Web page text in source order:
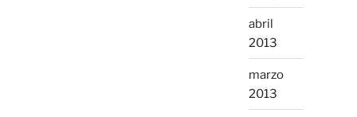
abril
2013
marzo
2013